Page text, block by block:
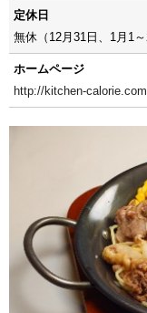
定休日
無休（12月31日、1月1～
ホームページ
http://kitchen-